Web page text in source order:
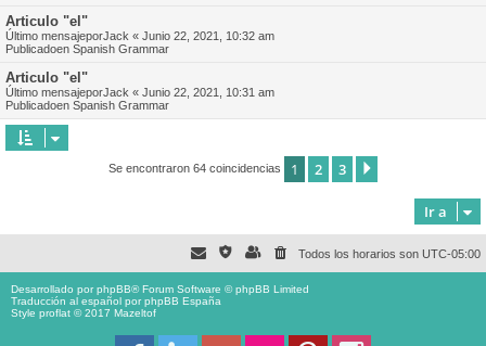
Articulo "el"
Último mensajeporJack « Junio 22, 2021, 10:32 am
Publicadoen Spanish Grammar
Articulo "el"
Último mensajeporJack « Junio 22, 2021, 10:31 am
Publicadoen Spanish Grammar
Se encontraron 64 coincidencias 1 2 3
Ir a
Todos los horarios son UTC-05:00
Desarrollado porphpBB® Forum Software © phpBB Limited
Traducción al español porphpBB España
Style proflat © 2017 Mazeltof